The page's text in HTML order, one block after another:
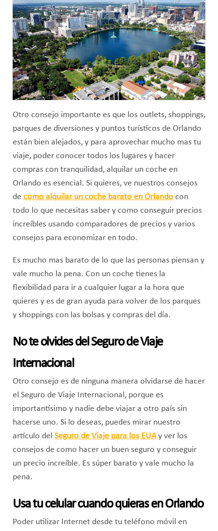
Otro consejo importante es que los outlets, shoppings,
parques de diversiones y puntos turísticos de Orlando
están bien alejados, y para aprovechar mucho mas tu
viaje, poder conocer todos los lugares y hacer
compras con tranquilidad, alquilar un coche en
Orlando es esencial. Si quieres, ve nuestros consejos
de como alquilar un coche barato en Orlandocon
todo lo que necesitas saber y como conseguir precios
increíbles usando comparadores de precios y varios
consejos para economizar en todo.
Es mucho mas barato de lo que las personas piensan y
vale mucho la pena. Con un coche tienes la
flexibilidad para ir a cualquier lugar a la hora que
quieres y es de gran ayuda para volver de los parques
y shoppings con las bolsas y compras del día.
No te olvides del Seguro de Viaje
Internacional
Otro consejo es de ninguna manera olvidarse de hacer
el Seguro de Viaje Internacional, porque es
importantísimo y nadie debe viajar a otro país sin
hacerse uno. Si lo deseas, puedes mirar nuestro
artículo del Seguro de Viaje para los EUAy ver los
consejos de como hacer un buen seguro y conseguir
un precio increíble. Es súper barato y vale mucho la
pena.
Usa tu celular cuando quieras en Orlando
Poder utilizar Internet desde tu teléfono móvil en